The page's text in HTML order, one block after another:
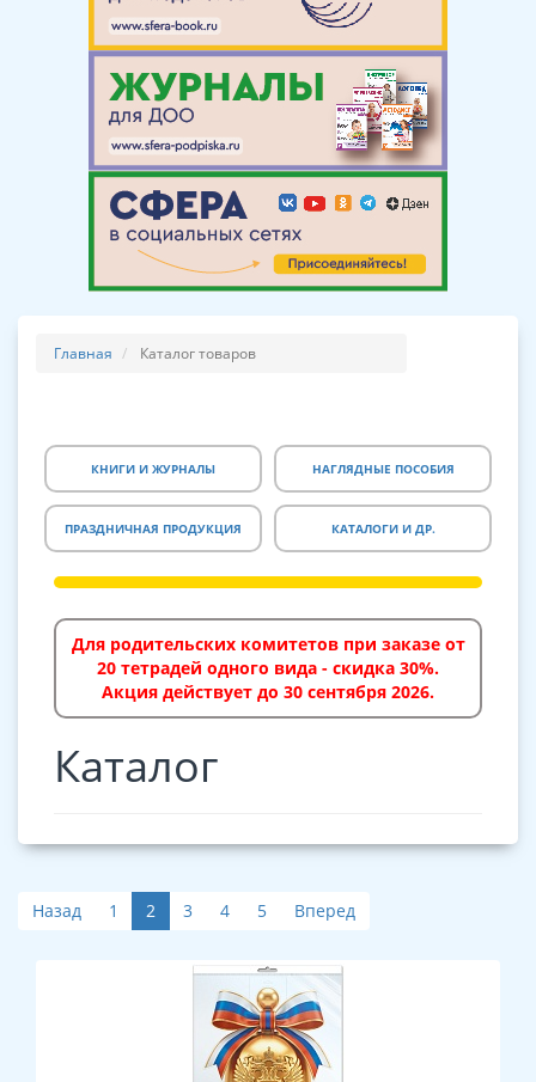
Главная Каталог товаров
КНИГИ И ЖУРНАЛЫ НАГЛЯДНЫЕ ПОСОБИЯ
ПРАЗДНИЧНАЯ ПРОДУКЦИЯ КАТАЛОГИ И ДР.
Для родительских комитетов при заказе от
20 тетрадей одного вида - скидка 30%.
Акция действует до 30 сентября 2026.
Каталог
Назад 1 2 3 4 5 Вперед